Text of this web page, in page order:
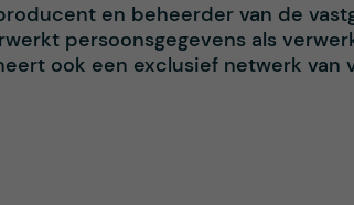
producent en beheerder van de
persoonsgegevens als
ook een exclusief netwerk van